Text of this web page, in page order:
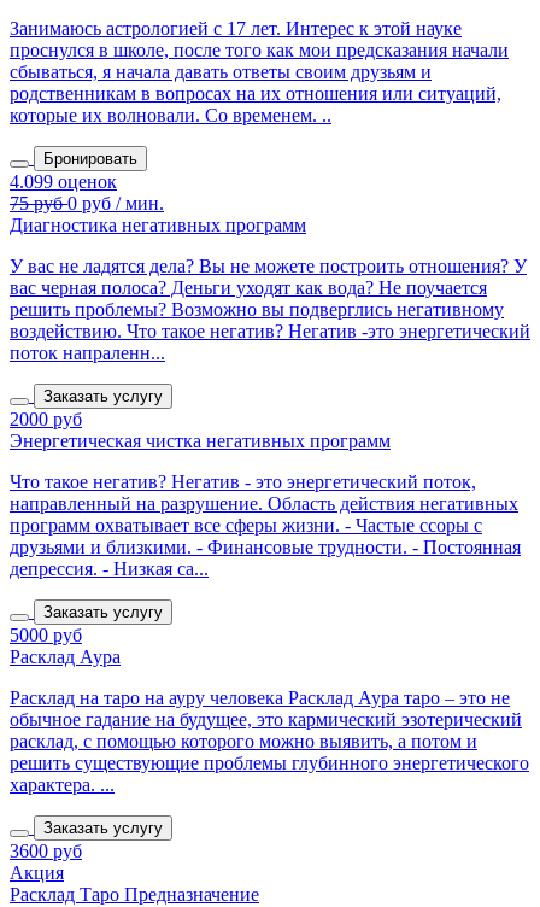
Занимаюсь астрологией с 17 лет. Интерес к этой науке
проснулся в школе, после того как мои предсказания начали
сбываться, я начала давать ответы своим друзьям и
родственникам в вопросах на их отношения или ситуаций,
которые их волновали. Со временем. ..
Бронировать
Диагностика негативных программ
У вас не ладятся дела? Вы не можете построить отношения? У
вас черная полоса? Деньги уходят как вода? Не поучается
решить проблемы? Возможно вы подверглись негативному
воздействию. Что такое негатив? Негатив -это энергетический
поток напраленн...
Заказать услугу
2000 руб
Энергетическая чистка негативных программ
Что такое негатив? Негатив - это энергетический поток,
направленный на разрушение. Область действия негативных
программ охватывает все сферы жизни. - Частые ссоры с
друзьями и близкими. - Финансовые трудности. - Постоянная
депрессия. - Низкая са...
Заказать услугу
5000 руб
Расклад Аура
Расклад на таро на ауру человека Расклад Аура таро – это не
обычное гадание на будущее, это кармический эзотерический
расклад, с помощью которого можно выявить, а потом и
решить существующие проблемы глубинного энергетического
характера. ...
Заказать услугу
3600 руб
Акция
Расклад Таро Предназначение